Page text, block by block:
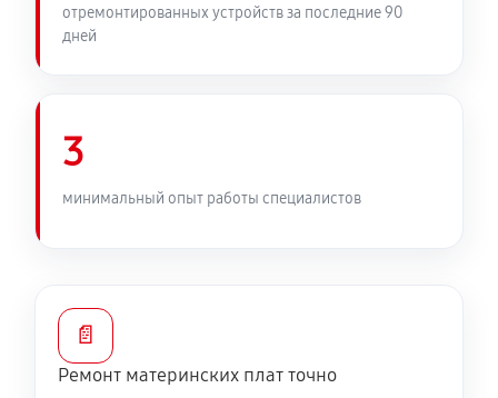
отремонтированных устройств за последние 90
дней
3
минимальный опыт работы специалистов
📄
Ремонт материнских плат точно